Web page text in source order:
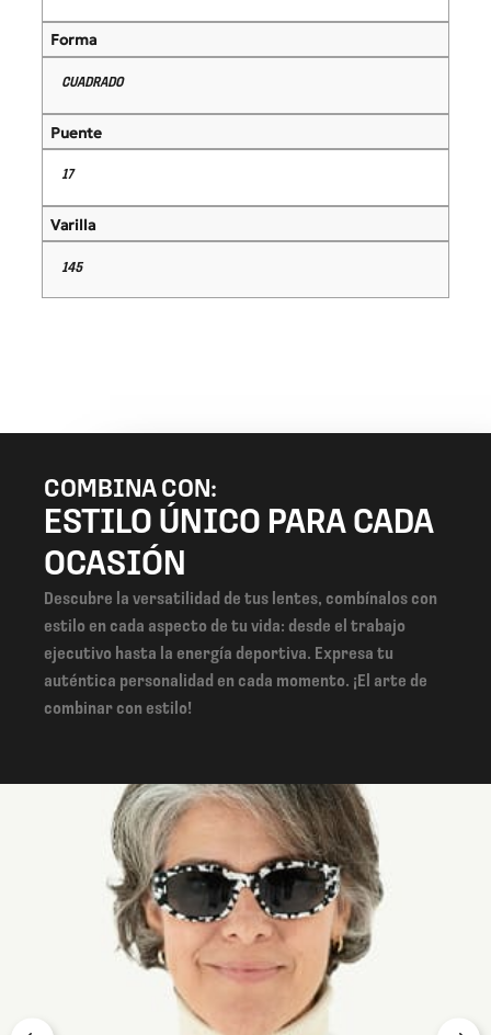
Forma
CUADRADO
Puente
17
Varilla
145
COMBINA CON:
ESTILO ÚNICO PARA CADA
OCASIÓN
Descubre la versatilidad de tus lentes, combínalos con
estilo en cada aspecto de tu vida: desde el trabajo
ejecutivo hasta la energía deportiva. Expresa tu
auténtica personalidad en cada momento. ¡El arte de
combinar con estilo!